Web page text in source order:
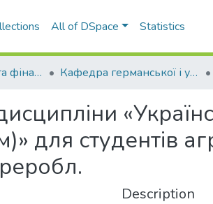
All of DSpace Statistics
Факультет обліку та фінансів Кафедра германської і української філології
для студентів
Description